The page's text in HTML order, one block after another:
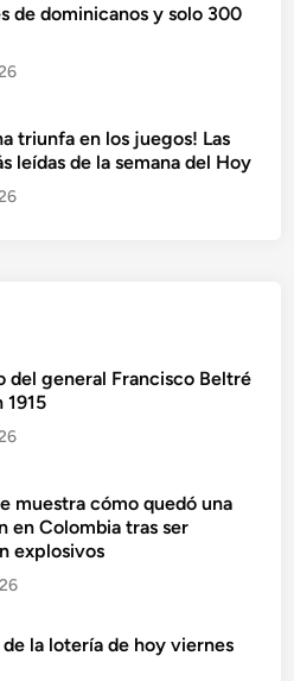
de dominicanos y solo 300
triunfa en los juegos! Las
leídas de la semana del Hoy
del general Francisco Beltré
1915
muestra cómo quedó una
en Colombia tras ser
explosivos
de la lotería de hoy viernes